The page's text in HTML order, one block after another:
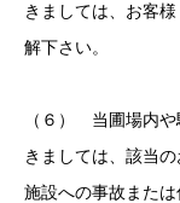
きましては、お客
解下さい。
（６） 当圃場内
きましては、該当
施設への事故また